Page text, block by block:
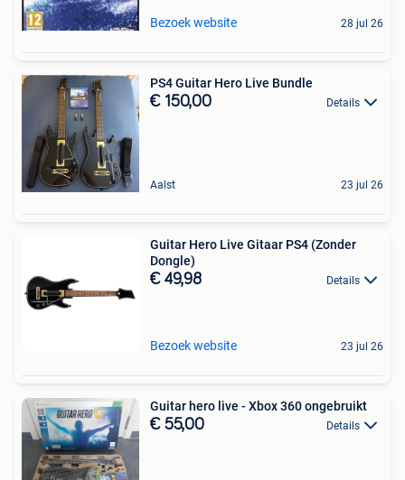
Bezoek website 28 jul 26
PS4 Guitar Hero Live Bundle
€ 150,00 Details
Aalst 23 jul 26
Guitar Hero Live Gitaar PS4 (Zonder
Dongle)
€ 49,98 Details
Bezoek website 23 jul 26
Guitar hero live - Xbox 360 ongebruikt
€ 55,00 Details